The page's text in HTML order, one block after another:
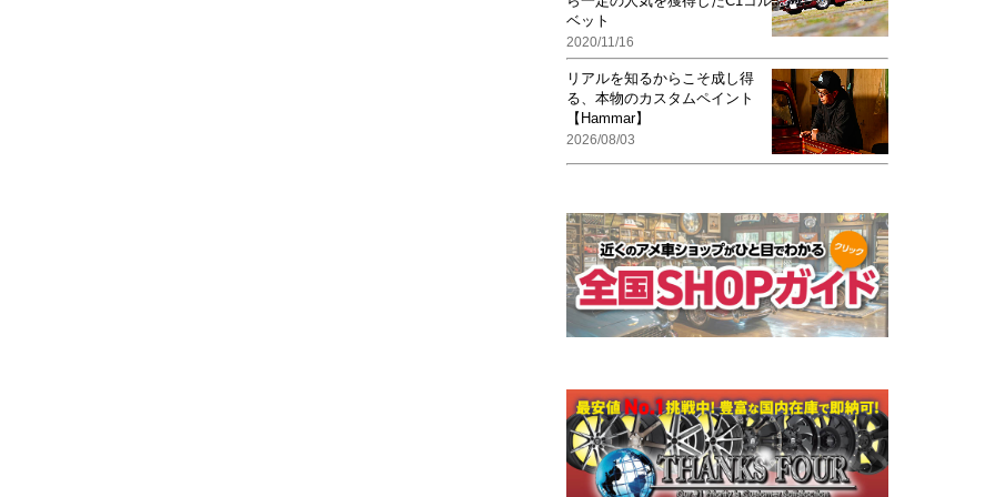
ベット
2020/11/16
リアルを知るからこそ成し得
る、本物のカスタムペイント
【Hammar】
2026/08/03